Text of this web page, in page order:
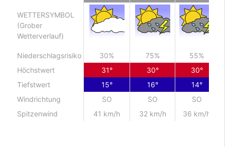
WETTERSYMBOL
(Grober
Wetterverlauf)
Niederschlagsrisiko 30% 75%
55%
Höchstwert
31° 30°
30°
Tiefstwert
15° 16°
14°
Windrichtung
SO SO
SO
Spitzenwind
41 km/h 32 km/h 36 km/h